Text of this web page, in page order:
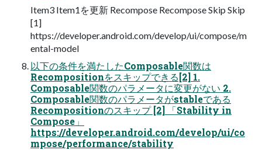
Item3 Item1を更新 Recompose Recompose Skip Skip
[1]
https://developer.android.com/develop/ui/compose/m
ental-model
以下の条件を満たしたComposable関数は
Recompositionをスキップできる[2] 1.
Composable関数のパラメータに変更がない 2.
Composable関数のパラメータがstableである
Recompositionのスキップ [2] 「Stability in
Compose」
https://developer.android.com/develop/ui/co
mpose/performance/stability